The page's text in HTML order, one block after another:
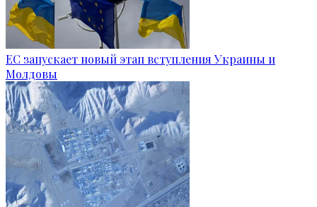
ЕС запускает новый этап вступления Украины и
Молдовы